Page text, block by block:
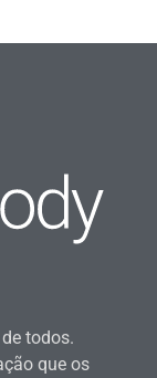
todos.
que os